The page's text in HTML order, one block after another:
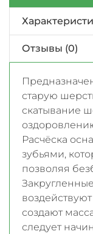
Отзывы (0)
старую
скатывание
Расчёска
зубьями,
позволяя
создают
следует